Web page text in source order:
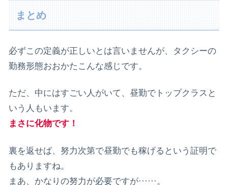
まとめ
必ずこの定義が正しいとは言いませんが、タクシーの
勤務形態おおかたこんな感じです。
ただ、中にはすごい人がいて、昼勤でトップクラスと
いう人もいます。
まさに化物です！
裏を返せば、努力次第で昼勤でも稼げるという証明で
もありますね。
まあ、かなりの努力が必要ですが······。